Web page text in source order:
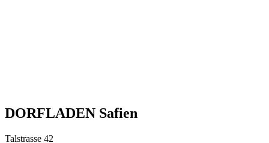
DORFLADEN Safien
Talstrasse 42